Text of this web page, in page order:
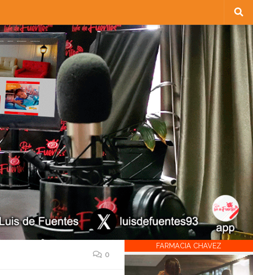
0
FARMACIA CHAVEZ